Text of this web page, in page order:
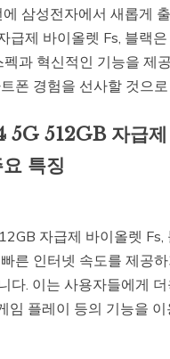
삼성전자에서 새롭게
급제 바이올렛 Fs, 블랙
과 혁신적인 기능을 제
폰 경험을 선사할 것으
5G 512GB 자급
특징
자급제 바이올렛 Fs,
른 인터넷 속도를 제공
다. 이는 사용자들에게
임 플레이 등의 기능을